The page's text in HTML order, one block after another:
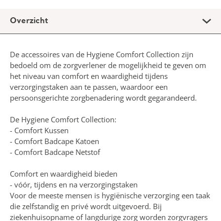
Overzicht
De accessoires van de Hygiene Comfort Collection zijn
bedoeld om de zorgverlener de mogelijkheid te geven om
het niveau van comfort en waardigheid tijdens
verzorgingstaken aan te passen, waardoor een
persoonsgerichte zorgbenadering wordt gegarandeerd.
De Hygiene Comfort Collection:
- Comfort Kussen
- Comfort Badcape Katoen
- Comfort Badcape Netstof
Comfort en waardigheid bieden
- vóór, tijdens en na verzorgingstaken
Voor de meeste mensen is hygiënische verzorging een taak
die zelfstandig en privé wordt uitgevoerd. Bij
ziekenhuisopname of langdurige zorg worden zorgvragers